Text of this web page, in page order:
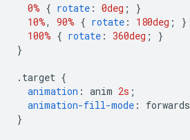
0% { rotate : 0deg ;
}
10%, 90% { rotate : 180deg ;
}
100% { rotate : 360deg ;
}
}
. target {
animation : anim 2s ;
animation-fill-mode : forwards
}